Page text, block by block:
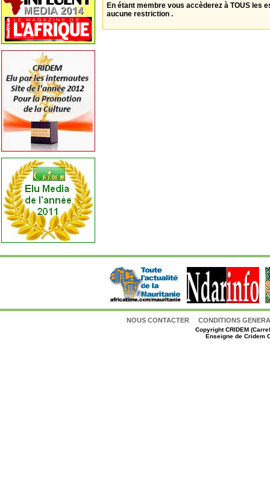
En étant membre vous accèderez à TOUS les
aucune restriction .
NOUS CONTACTER CONDITIONS
CopyrightCRIDEM
Enseigne de Cridem